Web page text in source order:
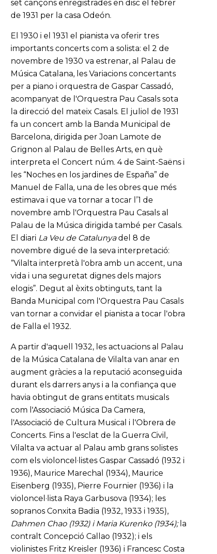
set cançons enregistrades en disc el febrer
de 1931 per la casa Odeón.
El 1930 i el 1931 el pianista va oferir tres
importants concerts com a solista: el 2 de
novembre de 1930 va estrenar, al Palau de
Música Catalana, les Variacions concertants
per a piano i orquestra de Gaspar Cassadó,
acompanyat de l'Orquestra Pau Casals sota
la direcció del mateix Casals. El juliol de 1931
fa un concert amb la Banda Municipal de
Barcelona, dirigida per Joan Lamote de
Grignon al Palau de Belles Arts, en què
interpreta el Concert núm. 4 de Saint-Saëns i
les “Noches en los jardines de España” de
Manuel de Falla, una de les obres que més
estimava i que va tornar a tocar l’1 de
novembre amb l'Orquestra Pau Casals al
Palau de la Música dirigida també per Casals.
El diari La Veu de Catalunyadel 8 de
novembre digué de la seva interpretació:
“Vilalta interpretà l'obra amb un accent, una
vida i una seguretat dignes dels majors
elogis”. Degut al èxits obtinguts, tant la
Banda Municipal com l'Orquestra Pau Casals
van tornar a convidar el pianista a tocar l'obra
de Falla el 1932.
A partir d'aquell 1932, les actuacions al Palau
de la Música Catalana de Vilalta van anar en
augment gràcies a la reputació aconseguida
durant els darrers anys i a la confiança que
havia obtingut de grans entitats musicals
com l'Associació Música Da Camera,
l'Associació de Cultura Musical i l'Obrera de
Concerts. Fins a l'esclat de la Guerra Civil,
Vilalta va actuar al Palau amb grans solistes
com els violoncel·listes Gaspar Cassadó (1932 i
1936), Maurice Marechal (1934), Maurice
Eisenberg (1935), Pierre Fournier (1936) i la
violoncel·lista Raya Garbusova (1934); les
sopranos Conxita Badia (1932, 1933 i 1935),
Dahmen Chao (1932) i Maria Kurenko (1934); la
contralt Concepció Callao (1932); i els
violinistes Fritz Kreisler (1936) i Francesc Costa